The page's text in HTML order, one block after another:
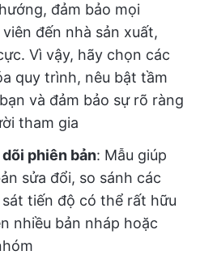
đảm bảo mọi
đến nhà sản xuất,
Vì vậy, hãy chọn các
quy trình, nêu bật tầm
và đảm bảo sự rõ ràng
tham gia
phiên bản: Mẫu giúp
sửa đổi, so sánh các
tiến độ có thể rất hữu
nhiều bản nháp hoặc